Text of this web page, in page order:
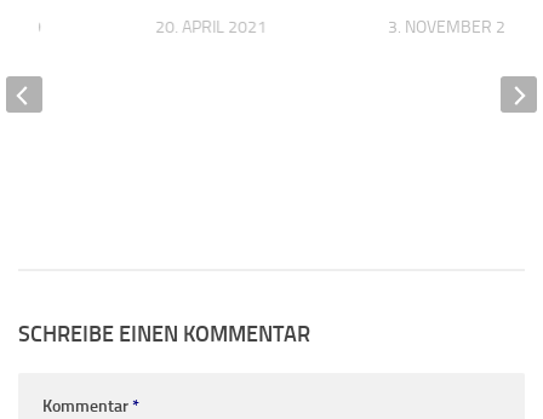
20. APRIL 2021
3. NOVEMBER 2017
2019
SCHREIBE EINEN KOMMENTAR
Kommentar*